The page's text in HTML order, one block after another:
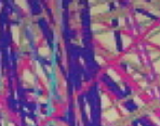
跳
至
内
容